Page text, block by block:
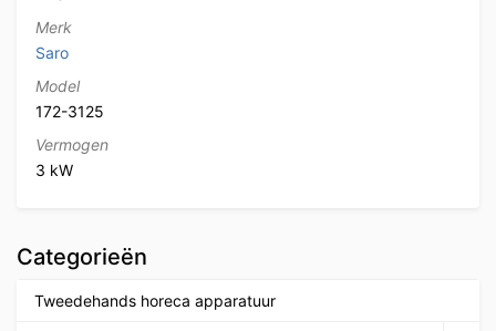
Merk
Saro
Model
172-3125
Vermogen
3 kW
Categorieën
Tweedehands horeca apparatuur